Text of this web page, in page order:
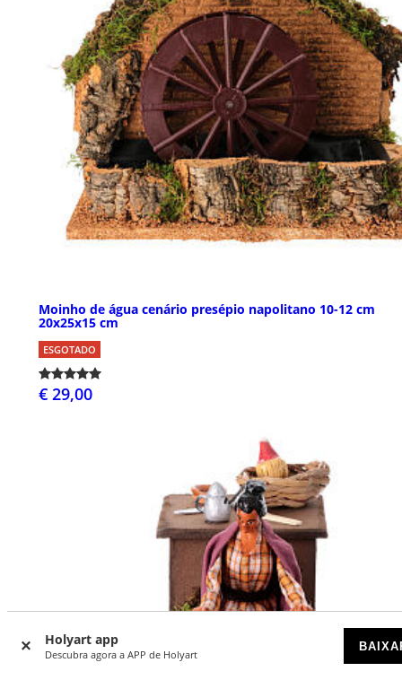
Holyart app
Descubra agora a APP de Holyart
Moinho de água cenário presépio napolitano 10-12 cm
20x25x15 cm
ESGOTADO
€ 29,00